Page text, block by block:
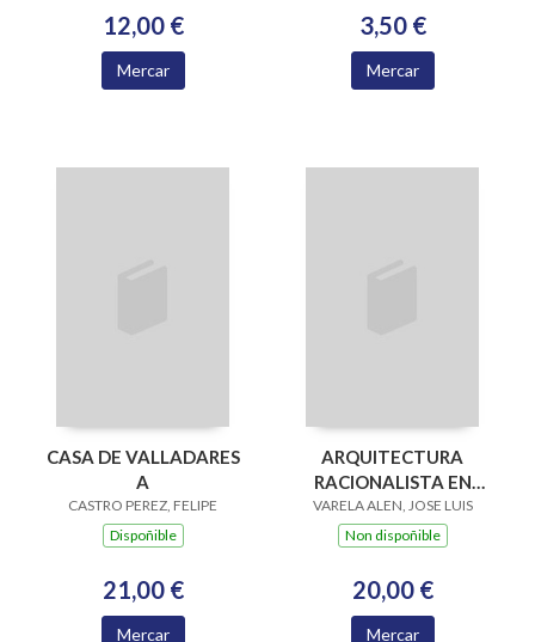
12,00 €
Mercar
3,50 €
Mercar
CASA DE VALLADARES
A
CASTRO PEREZ, FELIPE
Dispoñible
21,00 €
Mercar
ARQUITECTURA
RACIONALISTA EN
VIGO (GALEGO)
VARELA ALEN, JOSE LUIS
Non dispoñible
20,00 €
Mercar